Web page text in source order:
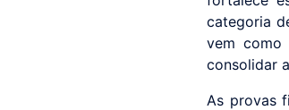
categoria
vem
consolidar
As provas